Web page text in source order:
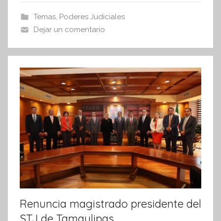
o
r
m
a
t
i
v
a
b
o
o
k
A
p
p
Temas, Poderes Judiciales
Dejar un comentario
Renuncia magistrado presidente del